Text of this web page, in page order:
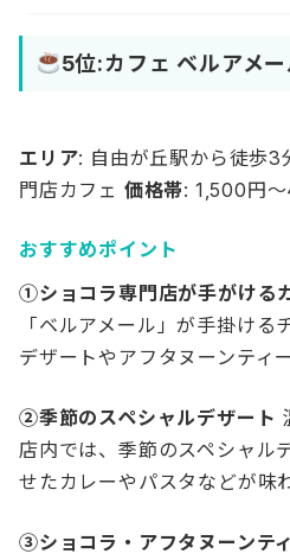
5位:カフェ ベルアメ
エリア: 自由が丘駅から徒歩3
門店カフェ 価格帯: 1,500円
おすすめポイント
①ショコラ専門店が手がける
「ベルアメール」が手掛ける
デザートやアフタヌーンティ
②季節のスペシャルデザート
店内では、季節のスペシャル
せたカレーやパスタなどが味
③ショコラ・アフタヌーンテ